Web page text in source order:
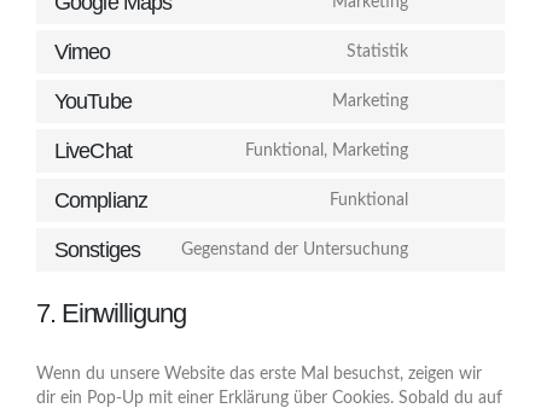
Vimeo Statistik
YouTube Marketing
LiveChat Funktional, Marketing
Complianz Funktional
Sonstiges Gegenstand der Untersuchung
7. Einwilligung
Wenn du unsere Website das erste Mal besuchst, zeigen wir
dir ein Pop-Up mit einer Erklärung über Cookies. Sobald du auf